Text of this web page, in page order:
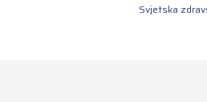
Svjetska